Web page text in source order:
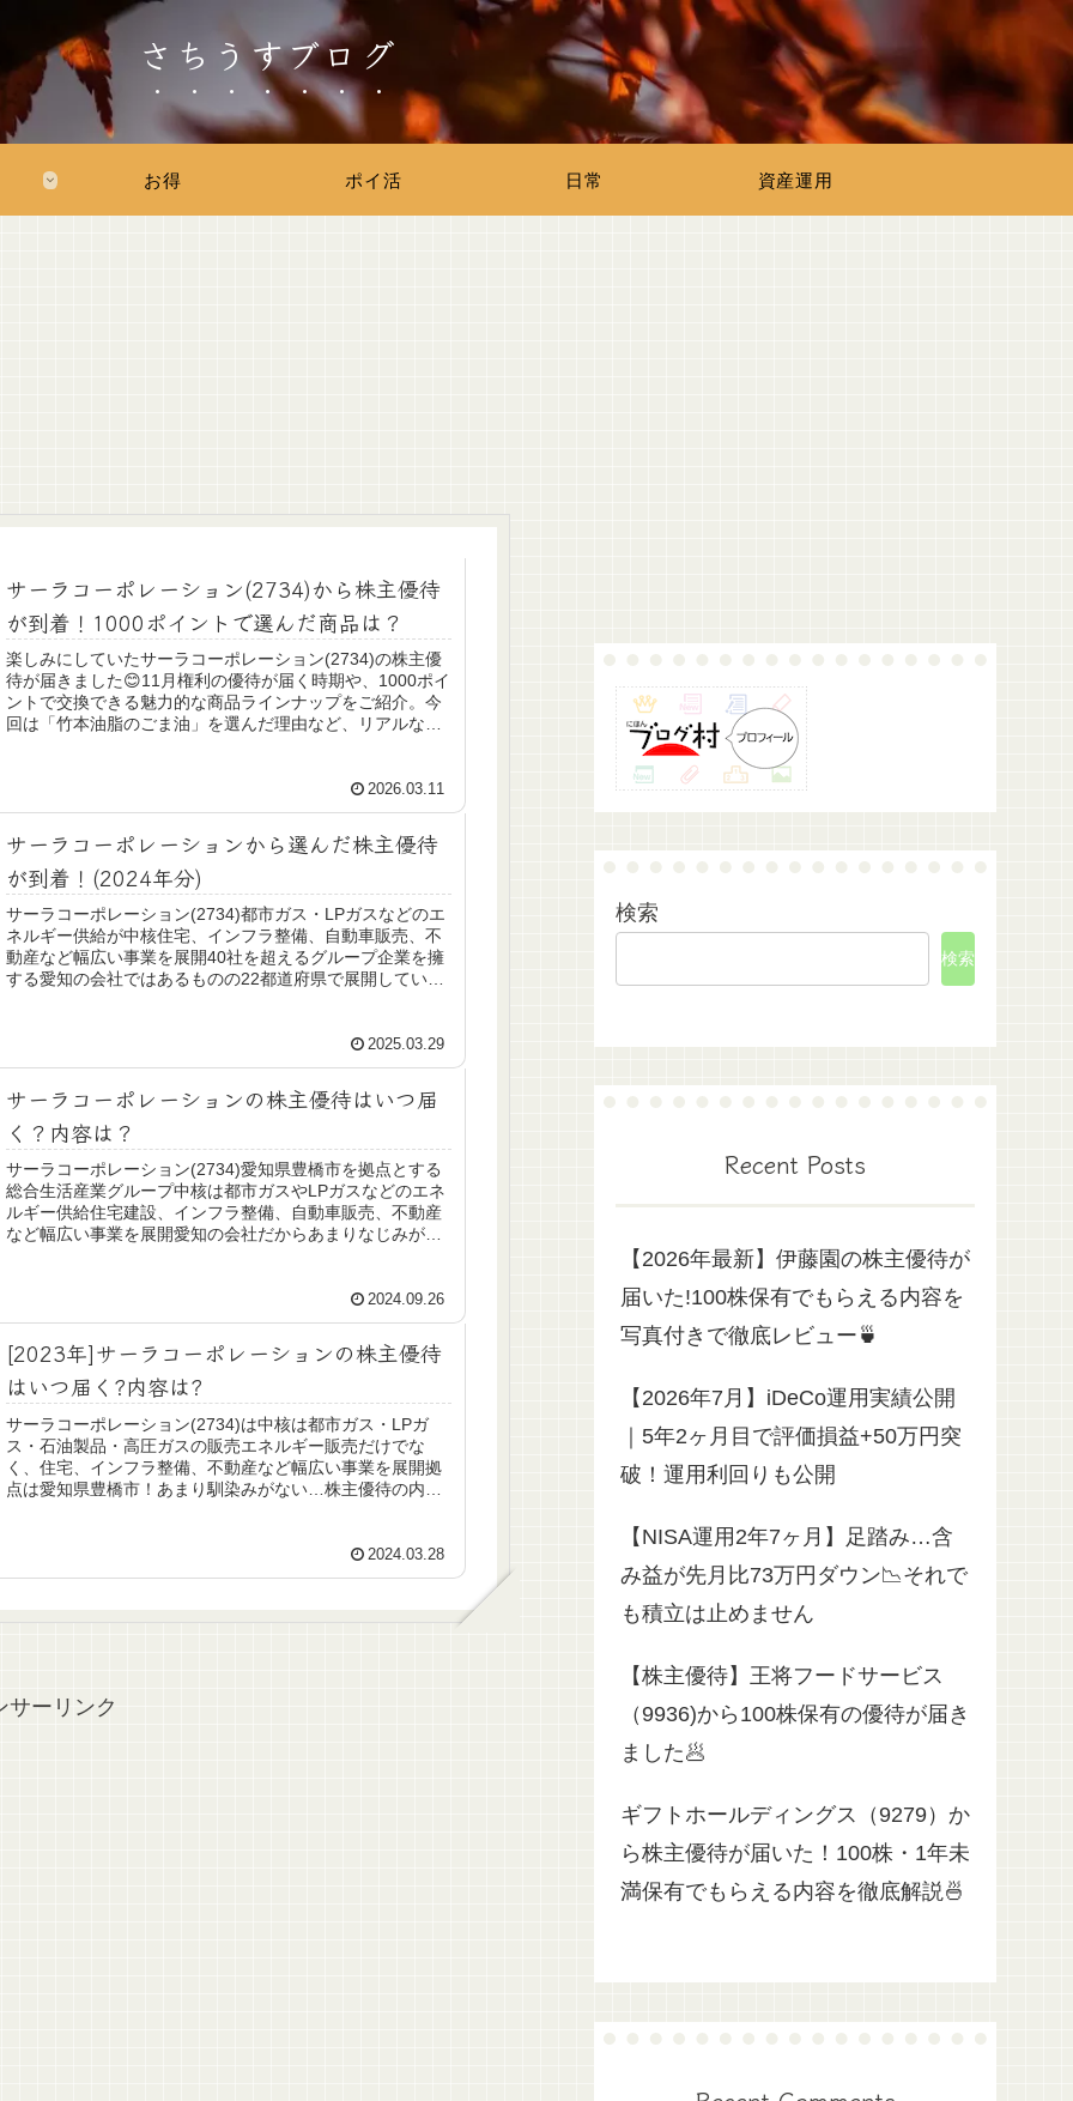
さちうすブログ
お得 ポイ活 日常 資産運用
サーラコーポレーション(2734)から株主優待
が到着！1000ポイントで選んだ商品は？
楽しみにしていたサーラコーポレーション(2734)の株主優
待が届きました😊11月権利の優待が届く時期や、1000ポイ
ントで交換できる魅力的な商品ラインナップをご紹介。今
回は「竹本油脂のごま油」を選んだ理由など、リアルな優
2026.03.11
サーラコーポレーションから選んだ株主優待
が到着！(2024年分)
サーラコーポレーション(2734)都市ガス・LPガスなどのエ
ネルギー供給が中核住宅、インフラ整備、自動車販売、不
動産など幅広い事業を展開40社を超えるグループ企業を擁
する愛知の会社ではあるものの22都道府県で展開している
2025.03.29
サーラコーポレーションの株主優待はいつ届
く？内容は？
サーラコーポレーション(2734)愛知県豊橋市を拠点とする
総合生活産業グループ中核は都市ガスやLPガスなどのエネ
ルギー供給住宅建設、インフラ整備、自動車販売、不動産
など幅広い事業を展開愛知の会社だからあまりなじみがな
2024.09.26
[2023年]サーラコーポレーションの株主優待
はいつ届く?内容は?
サーラコーポレーション(2734)は中核は都市ガス・LPガ
ス・石油製品・高圧ガスの販売エネルギー販売だけでな
く、住宅、インフラ整備、不動産など幅広い事業を展開拠
点は愛知県豊橋市！あまり馴染みがない…株主優待の内容
2024.03.28
サーリンク
検索
検索
Recent Posts
【2026年最新】伊藤園の株主優待が
届いた!100株保有でもらえる内容を
写真付きで徹底レビュー🍵
【2026年7月】iDeCo運用実績公開
｜5年2ヶ月目で評価損益+50万円突
破！運用利回りも公開
【NISA運用2年7ヶ月】足踏み…含
み益が先月比73万円ダウン📉それで
も積立は止めません
【株主優待】王将フードサービス
（9936)から100株保有の優待が届き
ました🥟
ギフトホールディングス（9279）か
ら株主優待が届いた！100株・1年未
満保有でもらえる内容を徹底解説🍜